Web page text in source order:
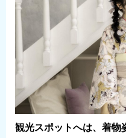
観光スポットへは、着物